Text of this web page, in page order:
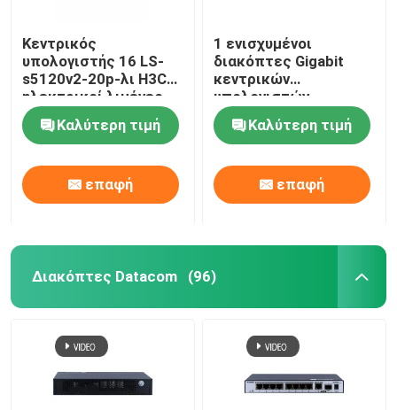
Κεντρικός
υπολογιστής 16 LS-
s5120v2-20p-λι H3C
ηλεκτρικοί λιμένες
Gigabit 4 οπτικοί
λιμένες Gigabit
Καλύτερη τιμή
επαφή
1 ενισχυμένοι
διακόπτες Gigabit
κεντρικών
υπολογιστών
πυρήνων 800MHz H3C
s5560s-EIΚαλύτερη τιμή
επαφή
Διακόπτες Datacom (96)